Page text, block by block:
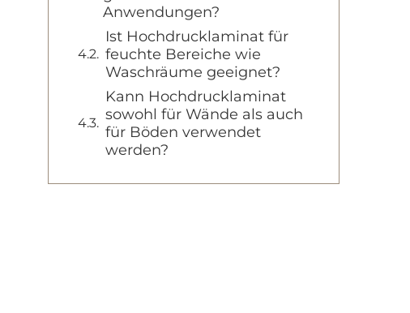
Anwendungen?
Ist Hochdrucklaminat für
feuchte Bereiche wie
Waschräume geeignet?
Kann Hochdrucklaminat
sowohl für Wände als auch
für Böden verwendet
werden?